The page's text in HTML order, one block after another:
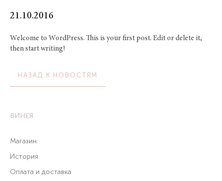
21.10.2016
Welcome to WordPress. This is your first post. Edit or delete it,
then start writing!
НАЗАД К НОВОСТЯМ
ВИНЕЯ
Магазин
История
Оплата и доставка